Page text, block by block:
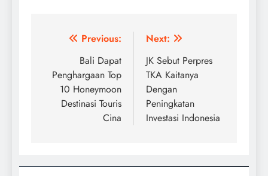
NavigasiPrevious:
Bali Dapat
Penghargaan Top
10 Honeymoon
Destinasi Touris
Cina
Next:
JK Sebut Perpres
TKA Kaitanya
Dengan
Peningkatan
Investasi Indonesia